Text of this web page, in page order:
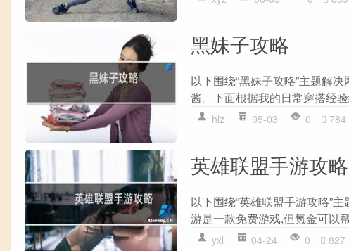
黑妹子攻略
以下围绕“黑妹子攻略”主题解
酱。下面根据我的日常穿搭经
hlz 05-03 0 784
英雄联盟手游攻略
以下围绕“英雄联盟手游攻略”
游是一款免费游戏,但氪金可以
yxl 04-24 0 827